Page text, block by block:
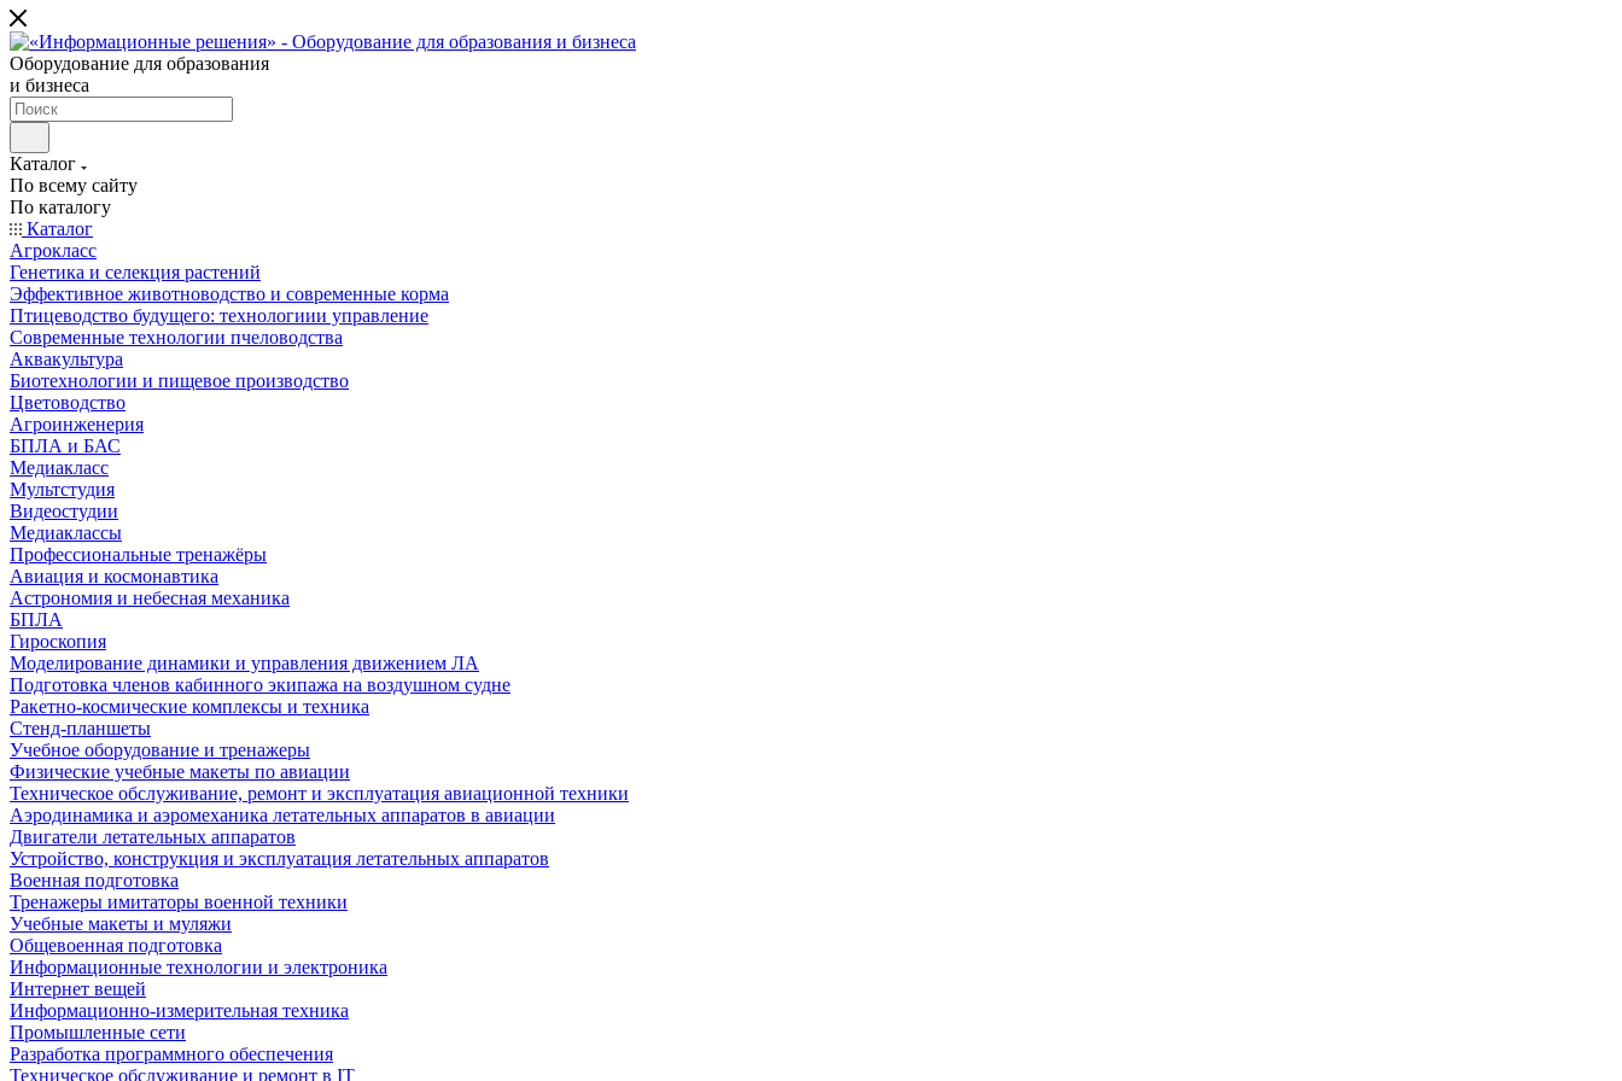
Оборудование для образования
и бизнеса
Каталог
По всему сайту
По каталогу
Каталог
Агрокласс
Генетика и селекция растений
Эффективное животноводство и современные корма
Птицеводство будущего: технологиии управление
Современные технологии пчеловодства
Аквакультура
Биотехнологии и пищевое производство
Цветоводство
Агроинженерия
БПЛА и БАС
Медиакласс
Мультстудия
Видеостудии
Медиаклассы
Профессиональные тренажёры
Авиация и космонавтика
Астрономия и небесная механика
БПЛА
Гироскопия
Моделирование динамики и управления движением ЛА
Подготовка членов кабинного экипажа на воздушном судне
Ракетно-космические комплексы и техника
Стенд-планшеты
Учебное оборудование и тренажеры
Физические учебные макеты по авиации
Техническое обслуживание, ремонт и эксплуатация авиационной техники
Аэродинамика и аэромеханика летательных аппаратов в авиации
Двигатели летательных аппаратов
Устройство, конструкция и эксплуатация летательных аппаратов
Военная подготовка
Тренажеры имитаторы военной техники
Учебные макеты и муляжи
Общевоенная подготовка
Информационные технологии и электроника
Интернет вещей
Информационно-измерительная техника
Промышленные сети
Разработка программного обеспечения
Техническое обслуживание и ремонт в IT